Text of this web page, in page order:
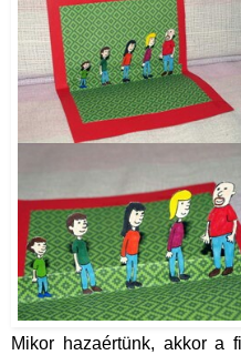
Mikor hazaértünk, akkor a